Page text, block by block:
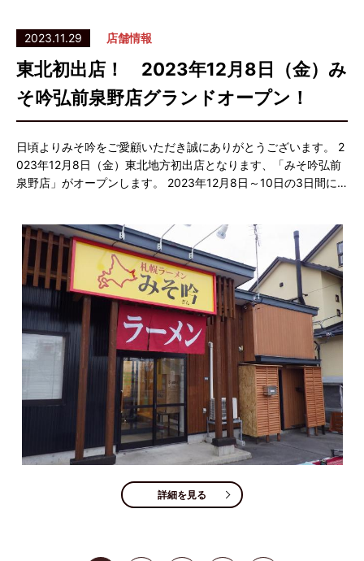
2023.11.29 店舗情報
東北初出店！ 2023年12月8日（金）み
そ吟弘前泉野店グランドオープン！
日頃よりみそ吟をご愛顧いただき誠にありがとうございます。 2
023年12月8日（金）東北地方初出店となります、「みそ吟弘前
泉野店」がオープンします。 2023年12月8日～10日の3日間に…
詳細を見る